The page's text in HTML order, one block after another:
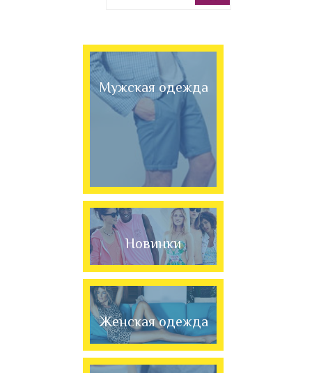
Мужская одежда
Новинки
Женская одежда